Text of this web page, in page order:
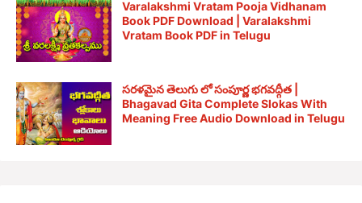
Varalakshmi Vratam Pooja Vidhanam
Book PDF Download | Varalakshmi
Vratam Book PDF in Telugu
సరళమైన తెలుగు లో సంపూర్ణ భగవద్గీత |
Bhagavad Gita Complete Slokas With
Meaning Free Audio Download in Telugu